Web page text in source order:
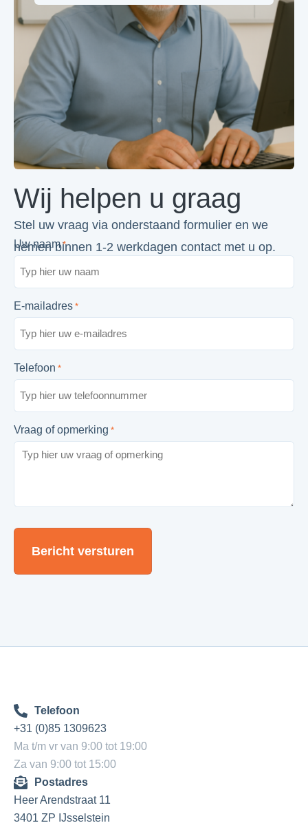
Wij helpen u graag
Stel uw vraag via onderstaand formulier en we
nemen binnen 1-2 werkdagen contact met u op.
Uw naam *
E-mailadres *
Telefoon *
Vraag of opmerking *
Telefoon
+31 (0)85 1309623
Ma t/m vr van 9:00 tot 19:00
Za van 9:00 tot 15:00
Postadres
Heer Arendstraat 11
3401 ZP IJsselstein